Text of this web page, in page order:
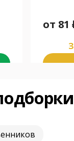
от 81